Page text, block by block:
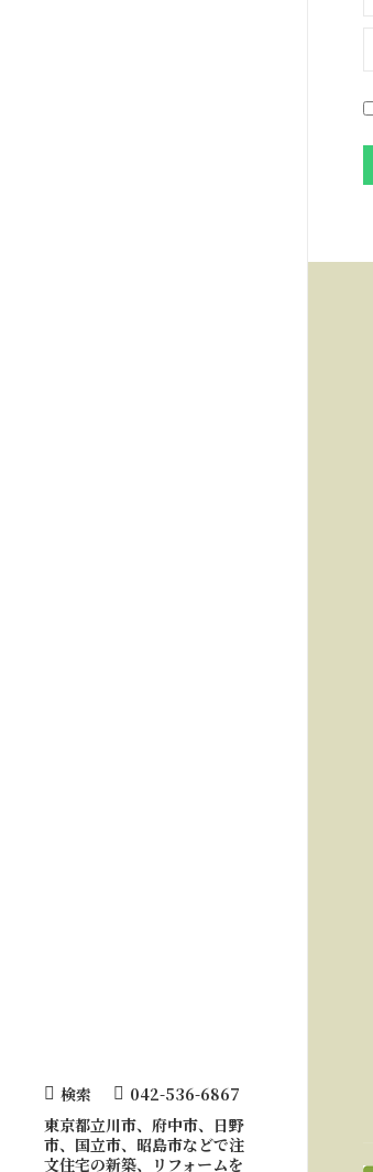
Search:
検索
042-536-6867
東京都立川市、府中市、日野
市、国立市、昭島市などで注
文住宅の新築、リフォームを